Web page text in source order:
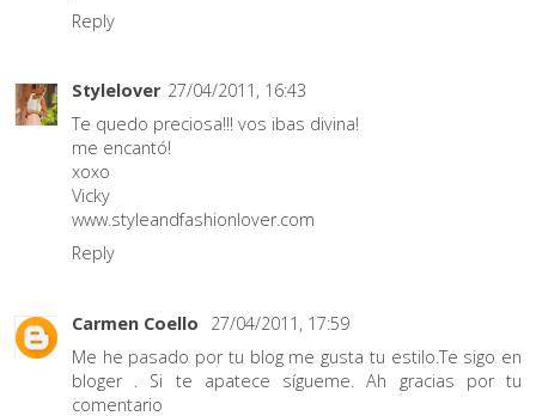
Reply
Stylelover 27/04/2011, 16:43
Te quedo preciosa!!! vos ibas divina!
me encantó!
xoxo
Vicky
www.styleandfashionlover.com
Reply
Carmen Coello
27/04/2011, 17:59
Me he pasado por tu blog me gusta tu estilo.Te sigo en
bloger . Si te apatece sígueme. Ah gracias por tu
comentario